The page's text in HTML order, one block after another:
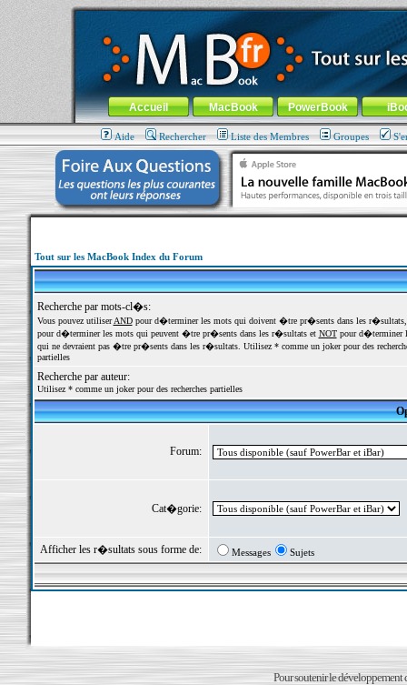
MacBook-fr.com : 100% Apple... 100% nomade !
Aller au contenu-Aller au menu général-Aller au menu de
Menu général
Accueil MacBook PowerBook
Aide Rechercher Liste des Membres Groupes
Tout sur les MacBook Index du Forum
Recherche par mots-cl�s:
Vous pouvez utiliserANDpour d�terminer les mots qui doivent �tre pr�sents dans les
pour d�terminer les mots qui peuvent �tre pr�sents dans les r�sultats et NOTpour d�terminer
qui ne devraient pas �tre pr�sents dans les r�sultats. Utilisez * comme un joker pour des
partielles
Recherche par auteur:
Utilisez * comme un joker pour des recherches partielles
Forum:
Cat�gorie:
Afficher les r�sultats sous forme de: Messages Sujets
Pour soutenir le développement